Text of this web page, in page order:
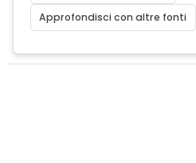
Approfondisci con altre fonti